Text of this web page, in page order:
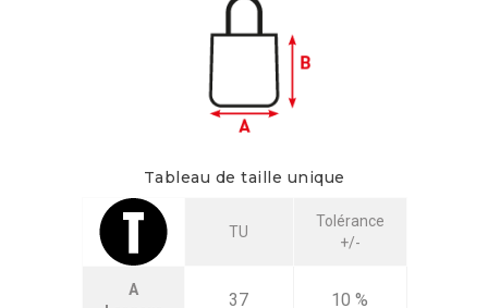
Tableau de taille unique
TU
Tolérance
+/-
A
37 10 %